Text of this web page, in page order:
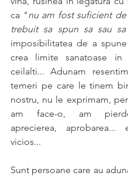
ca "nu am fost suficient
trebuit sa spun sa sau
imposibilitatea de a
crea limite sanatoase in
ceilalti... Adunam
temeri pe care le tinem
nostru, nu le exprimam,
am face-o, am
aprecierea,
vicios...
Sunt persoane care au